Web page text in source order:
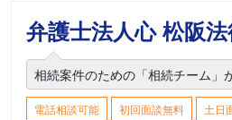
弁護士法人心 松阪
相続案件のための「相続チーム」
電話相談可能 初回面談無料
土日